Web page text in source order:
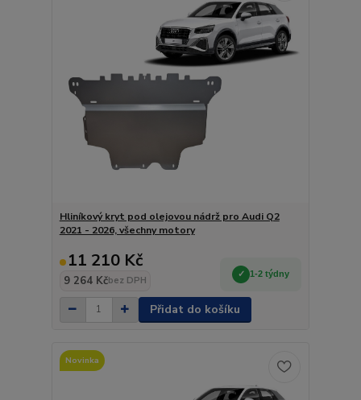
Hliníkový kryt pod olejovou nádrž pro Audi Q2
2021 - 2026, všechny motory
11 210 Kč
9 264 Kčbez DPH
1-2 týdny
Přidat do košíku
Novinka